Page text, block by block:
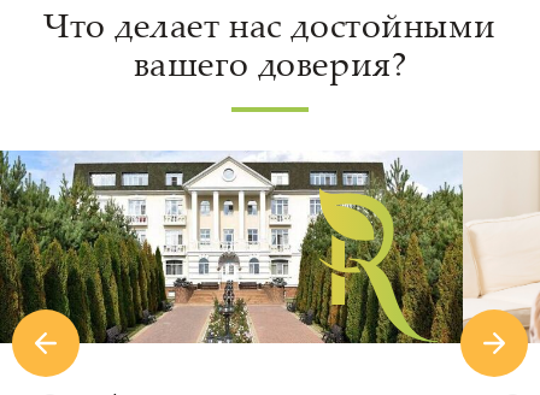
Что делает нас достойными
вашего доверия?